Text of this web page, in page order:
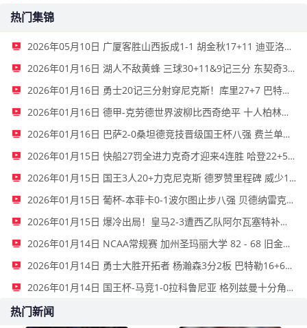
热门集锦
2026年05月10日 广厦客胜山西扳成1-1 胡金秋17+11 迪亚洛关键上篮不中
2026年01月16日 湖人不敌黄蜂 三球30+11&9记三分 东契奇39分 詹姆斯29+9+6
2026年01月16日 勇士20记三分射穿尼克斯！库里27+7 巴特勒32+8 穆迪三分9中7
2026年01月16日 德甲-克劳德世界波柳比西奇绝平 十人柏林联合1-1奥格斯堡
2026年01月16日 巴萨2-0桑坦德竞技晋级国王杯八强 费兰单刀球破门亚马尔建功
2026年01月15日 快船27罚全进力克奇才迎来4连胜 哈登22+5+8 伦纳德33分4断
2026年01月15日 国王3人20+力克尼克斯 德罗赞里程碑 威少11助 布伦森伤退
2026年01月15日 葡杯-本菲卡0-1波尔图止步八强 贝德纳雷克制胜帕夫利季斯失良机
2026年01月15日 爆冷出局！皇马2-3遭西乙队阿尔瓦塞特补时绝杀 无缘国王杯8强
2026年01月14日 NCAA常规赛 加州圣玛丽大学 82 - 68 旧金山大学 全场集锦
2026年01月14日 勇士大胜开拓者 杨瀚森3分2板 巴特勒16+6+5 库里9中2送11助
2026年01月14日 国王杯-马竞1-0拉科鲁尼亚 格列兹曼十分角任意球破门+远射中横梁
热门新闻